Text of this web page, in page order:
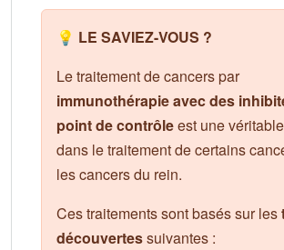
💡 LE SAVIEZ-VOUS ?
Le traitement de cancers par
immunothérapie avec des
point de contrôleest une
dans le traitement de certains
les cancers du rein.
Ces traitements sont basés sur les
découvertessuivantes :